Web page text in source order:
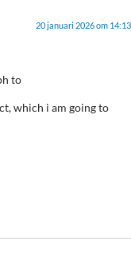
20 januari 2026 om 14:13
to
which i am going to